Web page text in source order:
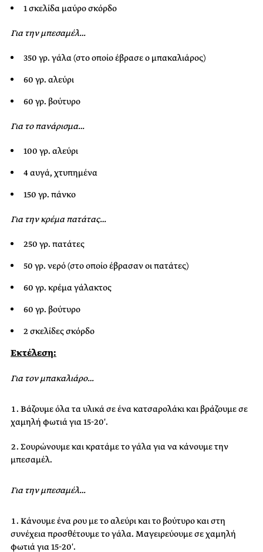
1 σκελίδα μαύρο σκόρδο
Για την μπεσαμέλ…
350 γρ. γάλα (στο οποίο έβρασε ο μπακαλιάρος)
60 γρ. αλεύρι
60 γρ. βούτυρο
Για το πανάρισμα…
100 γρ. αλεύρι
4 αυγά, χτυπημένα
150 γρ. πάνκο
Για την κρέμα πατάτας…
250 γρ. πατάτες
50 γρ. νερό (στο οποίο έβρασαν οι πατάτες)
60 γρ. κρέμα γάλακτος
60 γρ. βούτυρο
2 σκελίδες σκόρδο
Εκτέλεση:
Για τον μπακαλιάρο…
Βάζουμε όλα τα υλικά σε ένα κατσαρολάκι και βράζουμε σε
χαμηλή φωτιά για 15-20′.
Σουρώνουμε και κρατάμε το γάλα για να κάνουμε την
μπεσαμέλ.
Για την μπεσαμέλ…
Κάνουμε ένα ρου με το αλεύρι και το βούτυρο και στη
συνέχεια προσθέτουμε το γάλα. Μαγειρεύουμε σε χαμηλή
φωτιά για 15-20′.